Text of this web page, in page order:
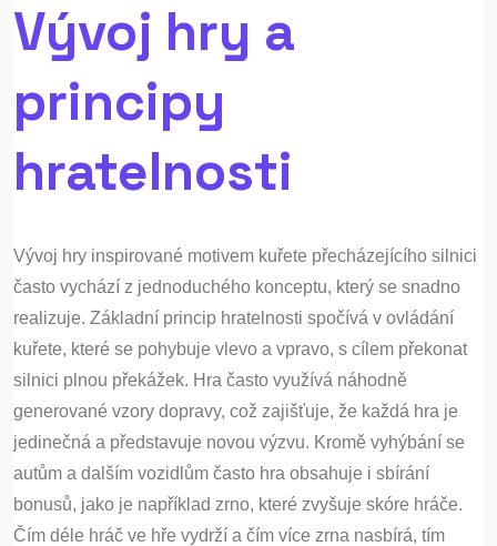
Vývoj hry a
principy
hratelnosti
Vývoj hry inspirované motivem kuřete přecházejícího silnici
často vychází z jednoduchého konceptu, který se snadno
realizuje. Základní princip hratelnosti spočívá v ovládání
kuřete, které se pohybuje vlevo a vpravo, s cílem překonat
silnici plnou překážek. Hra často využívá náhodně
generované vzory dopravy, což zajišťuje, že každá hra je
jedinečná a představuje novou výzvu. Kromě vyhýbání se
autům a dalším vozidlům často hra obsahuje i sbírání
bonusů, jako je například zrno, které zvyšuje skóre hráče.
Čím déle hráč ve hře vydrží a čím více zrna nasbírá, tím